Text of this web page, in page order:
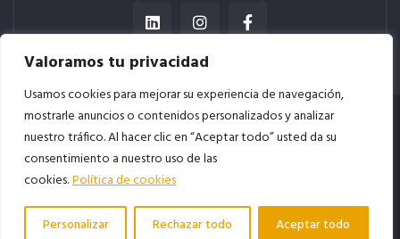
Valoramos tu privacidad
Usamos cookies para mejorar su experiencia de navegación,
mostrarle anuncios o contenidos personalizados y analizar
nuestro tráfico. Al hacer clic en “Aceptar todo” usted da su
consentimiento a nuestro uso de las
cookies.Política de cookies
Personalizar Rechazar todo Aceptar todo
Copyright © 2023. Todos los derechos